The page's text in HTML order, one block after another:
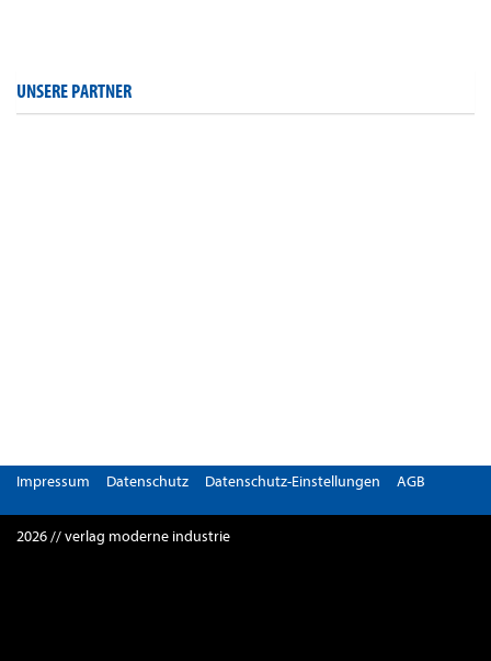
UNSERE PARTNER
Impressum Datenschutz Datenschutz-Einstellungen AGB
2026 // verlag moderne industrie